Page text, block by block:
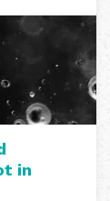
in